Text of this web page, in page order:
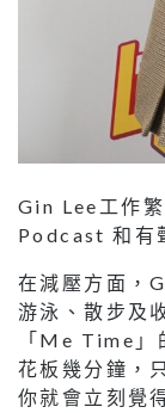
Gin Lee工作
Podcast 和有
在減壓方面，
游泳、散步及
「Me Time」
花板幾分鐘，
你就會立刻覺